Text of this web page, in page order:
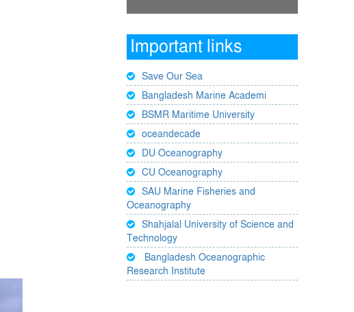
Important links
Save Our Sea
Bangladesh Marine Academi
BSMR Maritime University
oceandecade
DU Oceanography
CU Oceanography
SAU Marine Fisheries and
Oceanography
Shahjalal University of Science and
Technology
Bangladesh Oceanographic
Research Institute